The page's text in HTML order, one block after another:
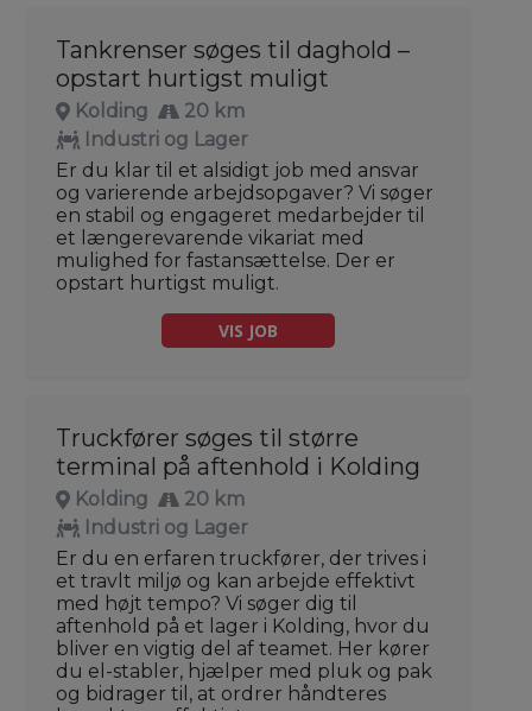
Tankrenser søges til daghold –
opstart hurtigst muligt
Kolding
20 km
Industri og Lager
Er du klar til et alsidigt job med ansvar
og varierende arbejdsopgaver? Vi søger
en stabil og engageret medarbejder til
et længerevarende vikariat med
mulighed for fastansættelse. Der er
opstart hurtigst muligt.
VIS JOB
Truckfører søges til større
terminal på aftenhold i Kolding
Kolding
20 km
Industri og Lager
Er du en erfaren truckfører, der trives i
et travlt miljø og kan arbejde effektivt
med højt tempo? Vi søger dig til
aftenhold på et lager i Kolding, hvor du
bliver en vigtig del af teamet. Her kører
du el-stabler, hjælper med pluk og pak
og bidrager til, at ordrer håndteres